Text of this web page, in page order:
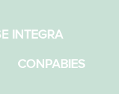
INTEGRA
CONPABIES